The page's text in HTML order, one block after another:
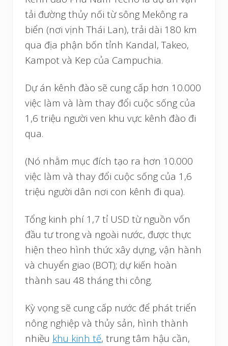
tải đường thủy nối từ sông Mekông ra
biển (nơi vịnh Thái Lan), trải dài 180 km
qua địa phận bốn tỉnh Kandal, Takeo,
Kampot và Kep của Campuchia.
Dự án kênh đào sẽ cung cấp hơn 10.000
việc làm và làm thay đổi cuộc sống của
1,6 triệu người ven khu vực kênh đào đi
qua.
(Nó nhằm mục đích tạo ra hơn 10.000
việc làm và thay đổi cuộc sống của 1,6
triệu người dân nơi con kênh đi qua).
Tổng kinh phí 1,7 tỉ USD từ nguồn vốn
đầu tư trong và ngoài nước, được thực
hiện theo hình thức xây dựng, vận hành
và chuyển giao (BOT); dự kiến hoàn
thành sau 48 tháng thi công.
Kỳ vọng sẽ cung cấp nước để phát triển
nông nghiệp và thủy sản, hình thành
nhiều khu kinh tế, trung tâm hậu cần,